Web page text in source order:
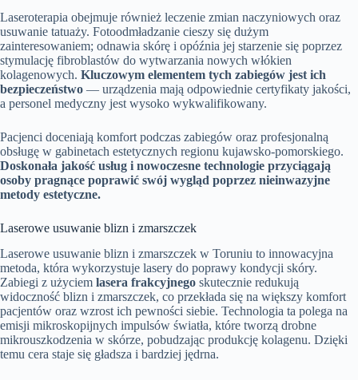
Laseroterapia obejmuje również leczenie zmian naczyniowych oraz
usuwanie tatuaży. Fotoodmładzanie cieszy się dużym
zainteresowaniem; odnawia skórę i opóźnia jej starzenie się poprzez
stymulację fibroblastów do wytwarzania nowych włókien
kolagenowych. Kluczowym elementem tych zabiegów jest ich
bezpieczeństwo — urządzenia mają odpowiednie certyfikaty jakości,
a personel medyczny jest wysoko wykwalifikowany.
Pacjenci doceniają komfort podczas zabiegów oraz profesjonalną
obsługę w gabinetach estetycznych regionu kujawsko-pomorskiego.
Doskonała jakość usług i nowoczesne technologie przyciągają
osoby pragnące poprawić swój wygląd poprzez nieinwazyjne
metody estetyczne.
Laserowe usuwanie blizn i zmarszczek
Laserowe usuwanie blizn i zmarszczek w Toruniu to innowacyjna
metoda, która wykorzystuje lasery do poprawy kondycji skóry.
Zabiegi z użyciem lasera frakcyjnego skutecznie redukują
widoczność blizn i zmarszczek, co przekłada się na większy komfort
pacjentów oraz wzrost ich pewności siebie. Technologia ta polega na
emisji mikroskopijnych impulsów światła, które tworzą drobne
mikrouszkodzenia w skórze, pobudzając produkcję kolagenu. Dzięki
temu cera staje się gładsza i bardziej jędrna.